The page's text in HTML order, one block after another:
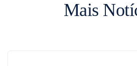
Mais